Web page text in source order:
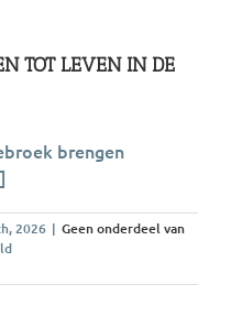
blindentolk
TOT LEVEN IN DE
brengen
2026 | Geen onderdeel van
voor
komen